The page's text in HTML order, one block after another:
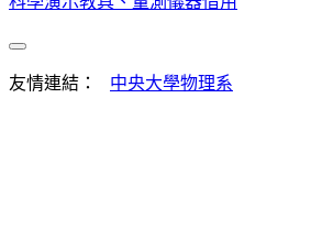
友情連結： 中央大學物理系 © 國立